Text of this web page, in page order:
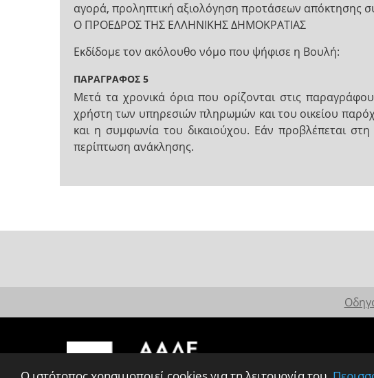
αγορά, προληπτική αξιολόγηση προτάσεων απόκτησης
Ο ΠΡΟΕΔΡΟΣ ΤΗΣ ΕΛΛΗΝΙΚΗΣ ΔΗΜΟΚΡΑΤΙΑΣ
Εκδίδομε τον ακόλουθο νόμο που ψήφισε η Βουλή:
ΠΑΡΑΓΡΑΦΟΣ 5
Μετά τα χρονικά όρια που ορίζονται στις
χρήστη των υπηρεσιών πληρωμών και του οικείου
και η συμφωνία του δικαιούχου. Εάν προβλέπεται
περίπτωση ανάκλησης.